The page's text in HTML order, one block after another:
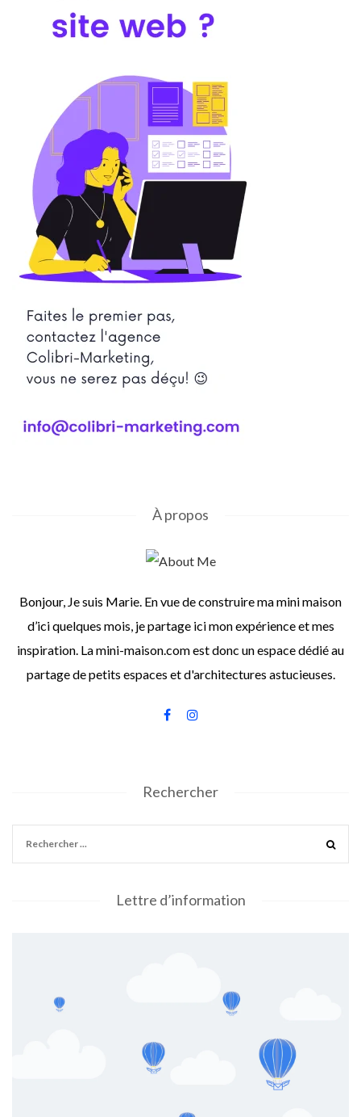
À propos
Bonjour, Je suis Marie. En vue de construire ma mini maison
d’ici quelques mois, je partage ici mon expérience et mes
inspiration. La mini-maison.com est donc un espace dédié au
partage de petits espaces et d'architectures astucieuses.
Rechercher
Lettre d’information